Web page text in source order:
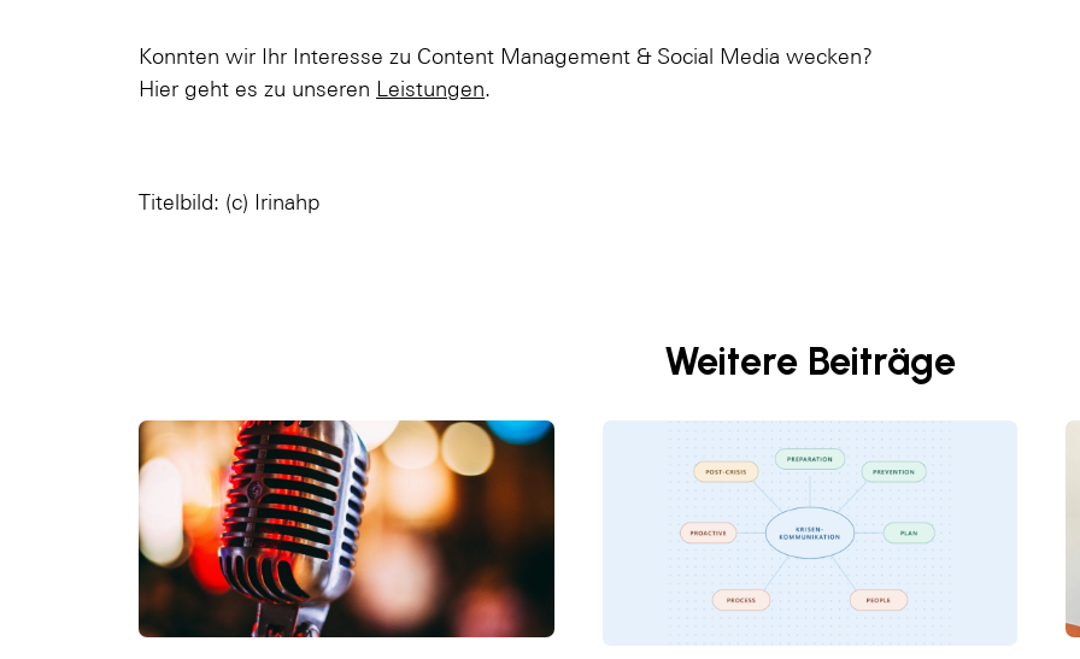
Konnten wir Ihr Interesse zu Content Management & Social Media wecken?
Hier geht es zu unseren Leistungen.
Titelbild: (c) Irinahp
Weitere Beiträge